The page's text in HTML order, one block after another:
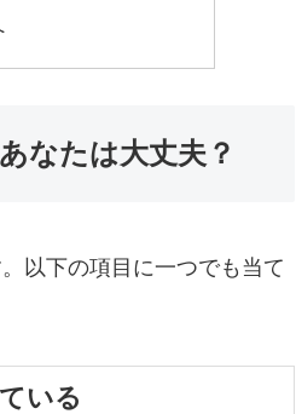
なたは大丈夫？
以下の項目に一つでも当て
いる